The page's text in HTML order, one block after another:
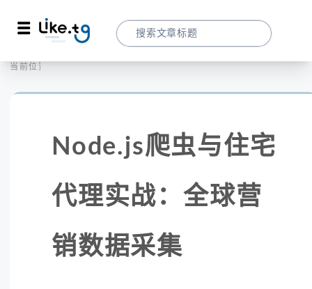
当前位置：
Node.js爬虫与住宅
代理实战：全球营
销数据采集